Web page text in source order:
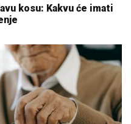
kosu: Kakvu će imati